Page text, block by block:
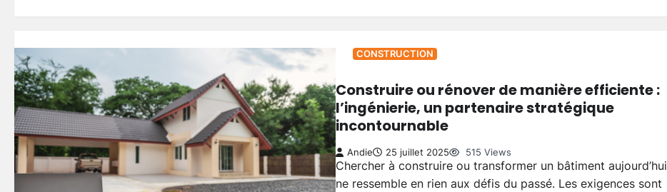
CONSTRUCTION
Construire ou rénover de manière efficiente :
l’ingénierie, un partenaire stratégique
incontournable
Andie 25 juillet 2025 515 Views
Chercher à construire ou transformer un bâtiment aujourd’hui
ne ressemble en rien aux défis du passé. Les exigences sont